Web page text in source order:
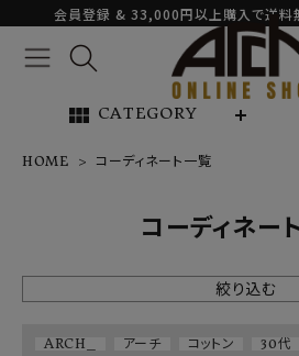
会員登録 & 33,000円以上購入で送料無
view_module CATEGORY
NEW ARRIVAL
ARCH EXCLUSIVE
HOME コーディネート一覧
コーディネー
絞り込む
ARCH_ アーチ コットン 30代